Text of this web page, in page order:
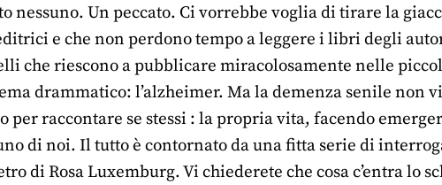
nessuno. Un peccato. Ci vorrebbe voglia di tirare la
e che non perdono tempo a leggere i libri degli
che riescono a pubblicare miracolosamente nelle
drammatico: l’alzheimer. Ma la demenza senile non
per raccontare se stessi : la propria vita, facendo
di noi. Il tutto è contornato da una fitta serie di
di Rosa Luxemburg. Vi chiederete che cosa c’entra lo